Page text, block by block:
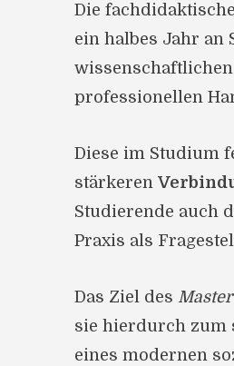
Die
ein halbes Jahr an
professionellen
Diese im Studium
stärkeren
Studierende auch
Praxis als
Das Ziel des
sie hierdurch zum
eines modernen